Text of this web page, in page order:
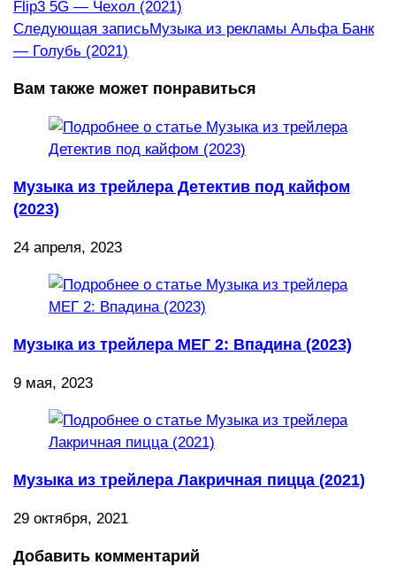
статьи
Flip3 5G — Чехол (2021)
Следующая записьМузыка из рекламы Альфа Банк
— Голубь (2021)
Вам также может понравиться
Музыка из трейлера Детектив под кайфом
(2023)
24 апреля, 2023
Музыка из трейлера МЕГ 2: Впадина (2023)
9 мая, 2023
Музыка из трейлера Лакричная пицца (2021)
29 октября, 2021
Добавить комментарий